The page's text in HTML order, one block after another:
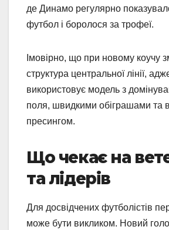
де Динамо регулярно
футбол і боролося за трофеї.
Імовірно, що при новому коучу
структура центральної лінії,
використовує модель з
поля, швидкими обіграшами та
пресингом.
Що чекає на
та лідерів
Для досвідчених футболістів
може бути викликом. Новий